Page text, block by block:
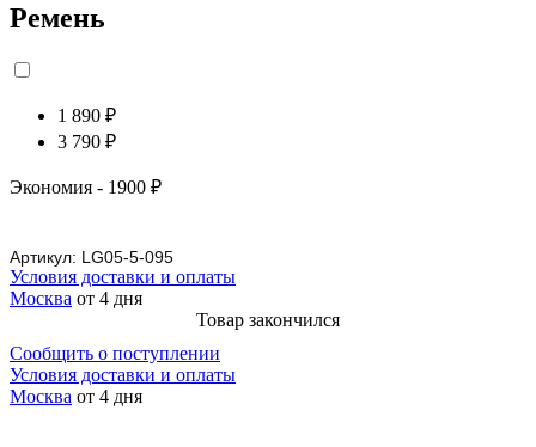
Ремень
1 890 ₽
3 790 ₽
Экономия - 1900 ₽
Артикул: LG05-5-095
Условия доставки и оплаты
Москва от 4 дня
Товар закончился
Сообщить о поступлении
Условия доставки и оплаты
Москва от 4 дня